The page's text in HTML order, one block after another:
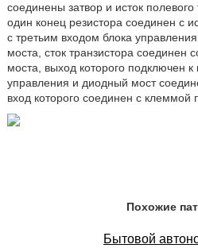
соединены затвор и исток полевого
один конец резистора соединен с
с третьим входом блока
моста, сток транзистора соединен
моста, выход которого подключен к
управления и диодный мост
вход которого соединен с клеммой
Похожие
Бытовой